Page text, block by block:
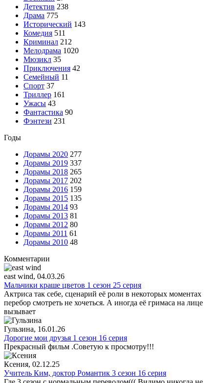
Детектив 238
Драма 775
Исторический 143
Комедия 511
Криминал 212
Мелодрама 1020
Мюзикл 35
Приключения 42
Семейный 11
Спорт 37
Триллер 161
Ужасы 43
Фантастика 90
Фэнтези 231
Годы
Дорамы 2020 277
Дорамы 2019 337
Дорамы 2018 265
Дорамы 2017 202
Дорамы 2016 159
Дорамы 2015 135
Дорамы 2014 93
Дорамы 2013 81
Дорамы 2012 80
Дорамы 2011 61
Дорамы 2010 48
Комментарии
east wind, 04.03.26
Мальчики краше цветов 1 сезон 25 серия
Актриса так себе, сценарий её роли в некоторых моментах
перебор смотреть не хочеться. А иногда её гримаса на лице
вызывает
Гульзина, 16.01.26
Дорогие мои друзья 1 сезон 16 серия
Прекрасный фильм .Советую к просмотру!!!
Ксения, 02.12.25
Учитель Ким, доктор Романтик 3 сезон 16 серия